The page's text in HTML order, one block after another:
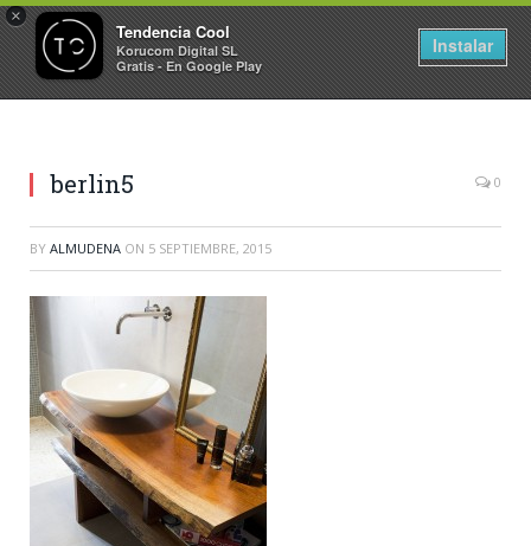
×
Tendencia Cool
Korucom Digital SL
Gratis - En Google Play
Instalar
berlin5 0
BY ALMUDENA ON 5 SEPTIEMBRE, 2015